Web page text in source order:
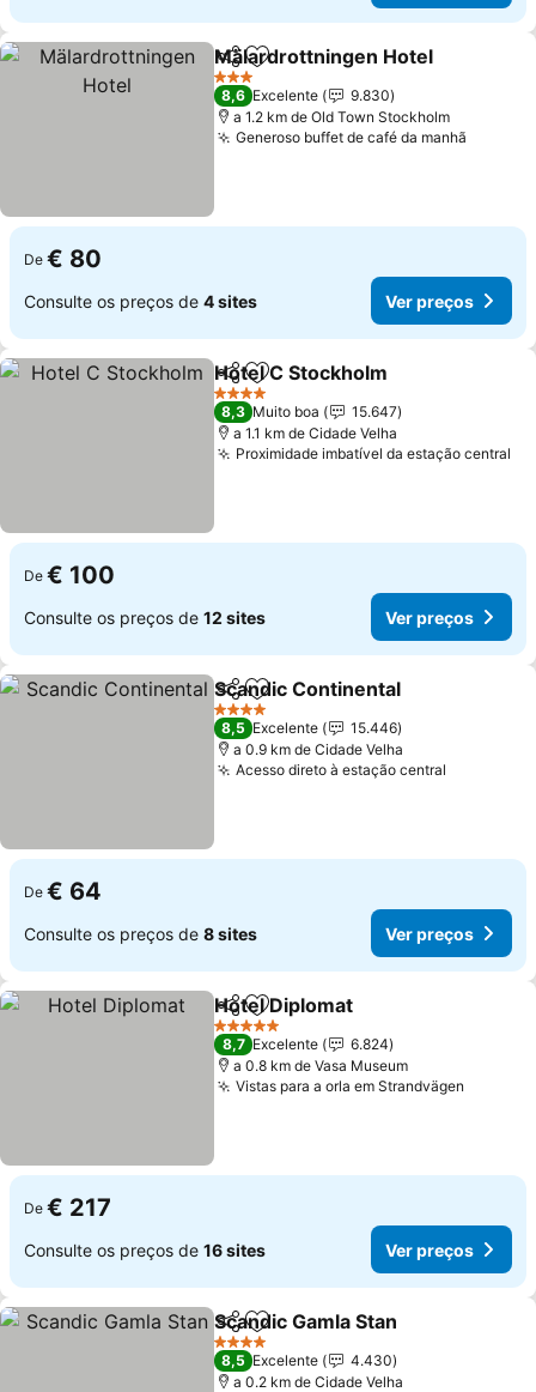
PartilharAdicionar aos favoritos
Mälardrottningen Hotel
3 Estrelas
8,6 Excelente
9.830
a 1.2 km de Old Town Stockholm
Generoso buffet de café da manhã
De € 80
Consulte os preços de 4 sites Ver preços
PartilharAdicionar aos favoritos
Hotel C Stockholm
4 Estrelas
8,3 Muito boa
15.647
a 1.1 km de Cidade Velha
Proximidade imbatível da estação central
De € 100
Consulte os preços de 12 sites Ver preços
PartilharAdicionar aos favoritos
Scandic Continental
4 Estrelas
8,5 Excelente
15.446
a 0.9 km de Cidade Velha
Acesso direto à estação central
De € 64
Consulte os preços de 8 sites Ver preços
PartilharAdicionar aos favoritos
Hotel Diplomat
5 Estrelas
8,7 Excelente
6.824
a 0.8 km de Vasa Museum
Vistas para a orla em Strandvägen
De € 217
Consulte os preços de 16 sites Ver preços
PartilharAdicionar aos favoritos
Scandic Gamla Stan
4 Estrelas
8,5 Excelente
4.430
a 0.2 km de Cidade Velha